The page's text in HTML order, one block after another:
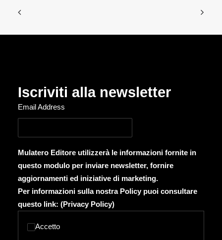
Iscriviti alla newsletter
Email Address
Mulatero Editore utilizzerà le informazioni fornite in
questo modulo per inviare newsletter, fornire
aggiornamenti ed iniziative di marketing.
Per informazioni sulla nostra Policy puoi consultare
questo link: (Privacy Policy)
Accetto